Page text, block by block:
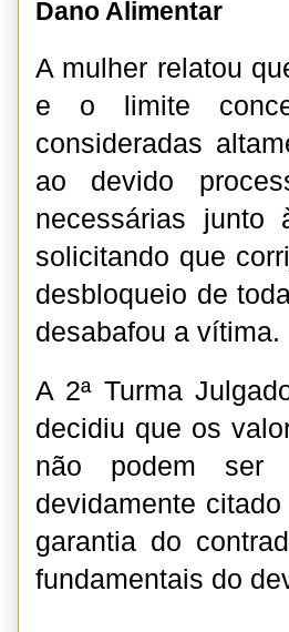
Dano Alimentar
A mulher relatou
e o limite
consideradas
ao devido
necessárias junto
solicitando que
desbloqueio de
desabafou a vítima.
A 2ª Turma
decidiu que os
não podem ser
devidamente
garantia do
fundamentais do